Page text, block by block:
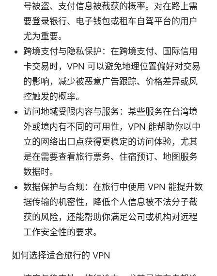
号被盗、支付信息被截获的概率。对在路上需
要登录银行、电子钱包或租车自驾平台的用户
尤为重要。
跨境支付与隐私保护：在跨境支付、国际信用
卡交易时，VPN 可以避免地理位置偏好对交易
的影响，减少被恶意广告跟踪、价格差异或风
控触发的概率。
访问地域受限内容与服务：某些服务在台湾境
外或境内有不同的可用性，VPN 能帮助你以中
立的网络出口点获得更稳定的访问体验，尤其
是在需要查看旅行票务、住宿预订、地图服务
数据时。
数据保护与合规：在旅行中使用 VPN 能提升数
据传输的机密性，降低个人信息被不法分子截
获的风险，还能帮助你满足公司或机构对远程
工作安全性的要求。
如何选择适合旅行的 VPN